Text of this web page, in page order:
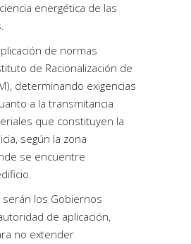
energética de las
de normas
de Racionalización de
determinando exigencias
a la transmitancia
que constituyen la
según la zona
se encuentre
los Gobiernos
de aplicación,
no extender